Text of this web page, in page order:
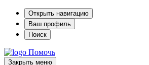
Открыть навигацию
Ваш профиль
Поиск
Помочь
Закрыть меню